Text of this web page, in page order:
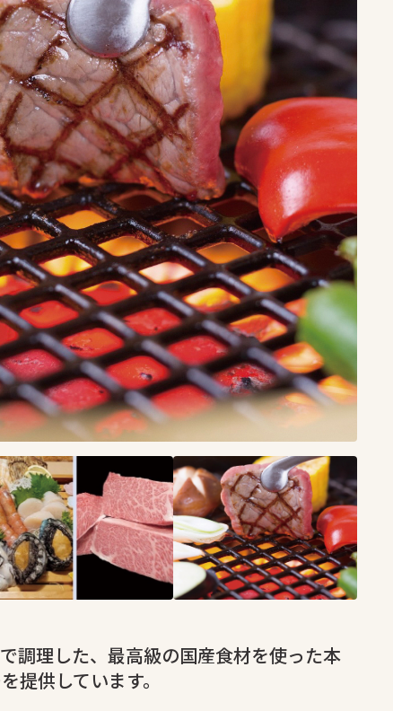
調理した、最高級の国産食材を使った本
提供しています。